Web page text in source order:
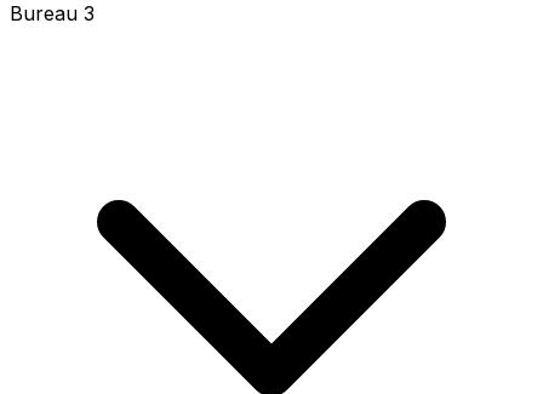
Bureau 3